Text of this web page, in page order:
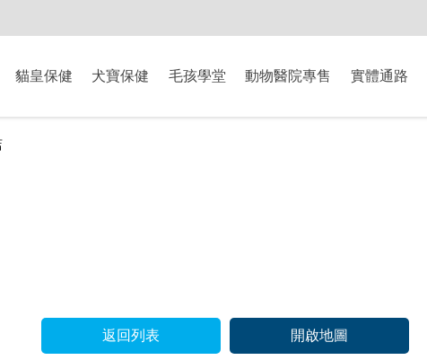
貓皇保健 犬寶保健 毛孩學堂 動物醫院專售 實體通路
返回列表 開啟地圖